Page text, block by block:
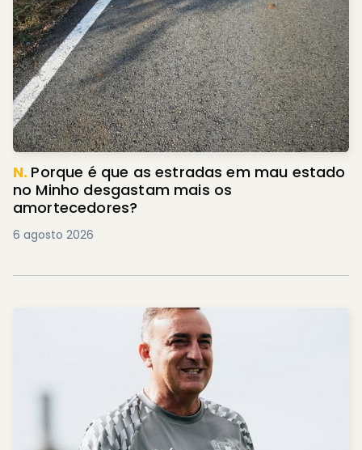
N. Porque é que as estradas em mau estado
no Minho desgastam mais os
amortecedores?
6 agosto 2026